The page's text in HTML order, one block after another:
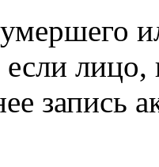
если
запись